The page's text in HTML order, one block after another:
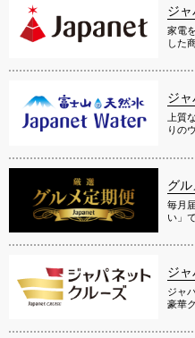
ジ
家電
した
ジ
上質
りの
グ
毎月
い」
ジ
ジャ
豪華